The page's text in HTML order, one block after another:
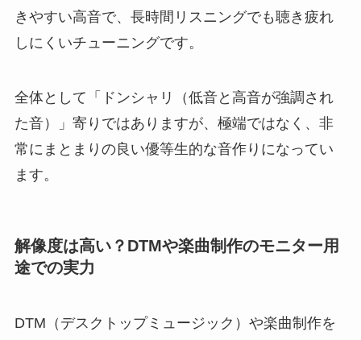
きやすい高音で、長時間リスニングでも聴き疲れ
しにくいチューニングです。
全体として「ドンシャリ（低音と高音が強調され
た音）」寄りではありますが、極端ではなく、非
常にまとまりの良い優等生的な音作りになってい
ます。
解像度は高い？DTMや楽曲制作のモニター用
途での実力
DTM（デスクトップミュージック）や楽曲制作を